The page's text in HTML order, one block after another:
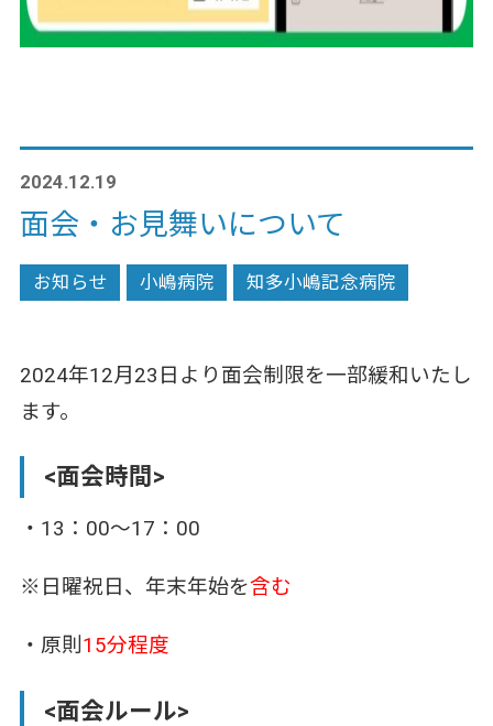
2024.12.19
面会・お見舞いについて
お知らせ 小嶋病院 知多小嶋記念病院
2024年12月23日より面会制限を一部緩和いたし
ます。
<面会時間>
・13：00～17：00
※日曜祝日、年末年始を含む
・原則15分程度
<面会ルール>